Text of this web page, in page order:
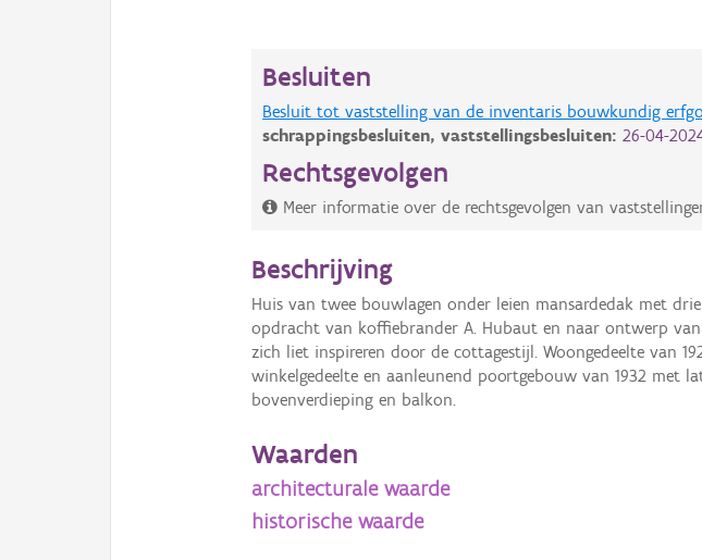
Besluiten
Besluit tot vaststelling van de inventaris bouwkundig
schrappingsbesluiten,vaststellingsbesluiten:26-04-
Rechtsgevolgen
Meer informatie over de rechtsgevolgen van
Beschrijving
Huis van twee bouwlagen onder leien mansardedak met
opdracht van koffiebrander A. Hubaut en naar ontwerp van
zich liet inspireren door de cottagestijl. Woongedeelte van
winkelgedeelte en aanleunend poortgebouw van 1932 met
bovenverdieping en balkon.
Waarden
architecturale waarde
historische waarde